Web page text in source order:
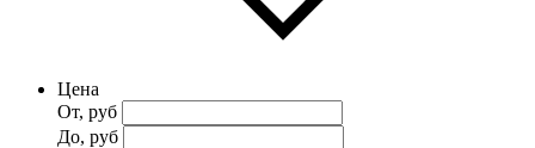
Цена
От, руб
До, руб